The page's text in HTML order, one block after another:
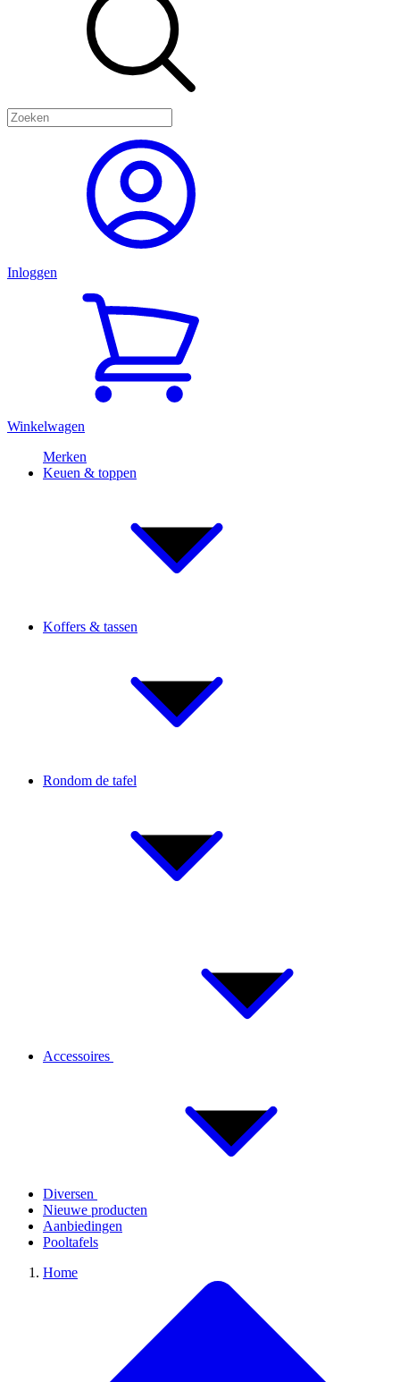
Inloggen
Winkelwagen
Merken
Keuen & toppen
Koffers & tassen
Rondom de tafel
Accessoires
Diversen
Nieuwe producten
Aanbiedingen
Pooltafels
Home